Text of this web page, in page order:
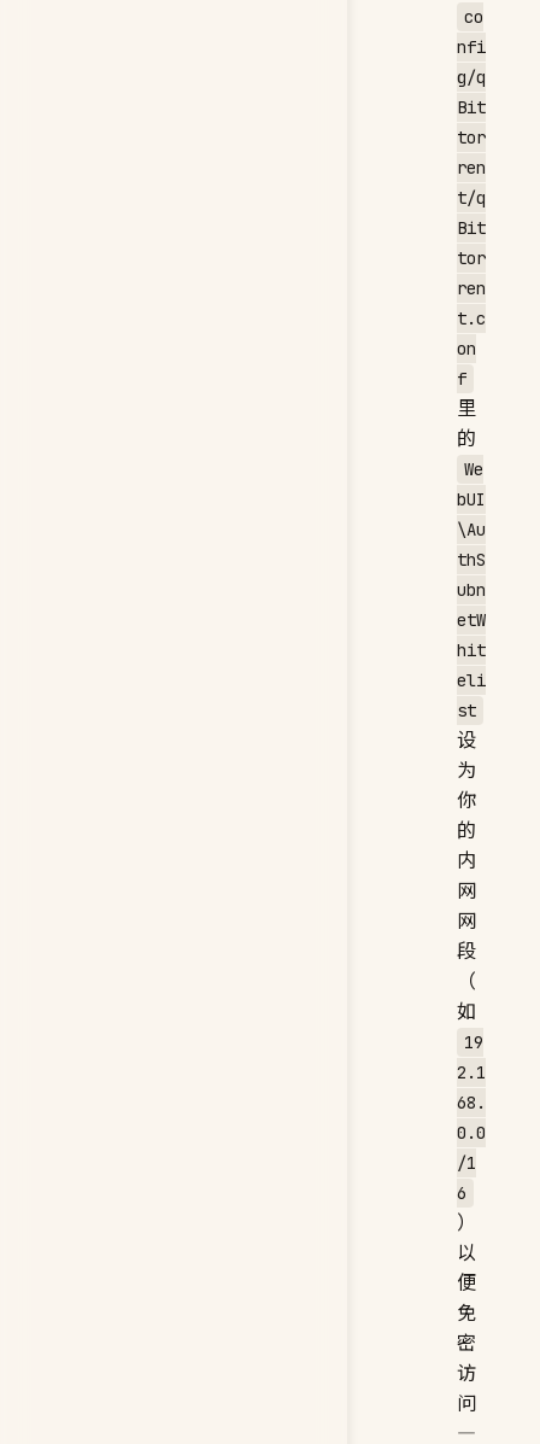
co
nfi
g/q
Bit
tor
ren
t/q
Bit
tor
ren
t.c
on
f
里
的
We
bUI
\Au
thS
ubn
etW
hit
eli
st
设
为
你
的
内
网
网
段
（
如
19
2.1
68.
0.0
/1
6
）
以
便
免
密
访
问
—